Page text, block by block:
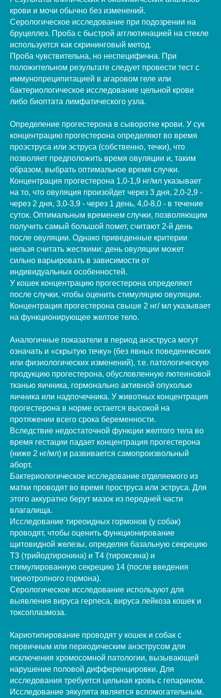
крови и мочи обычно без изменений.
Серологическое исследование при подозрении на
бруцеллез. Проба с быстрой агглютинацией на стекле
используется как скрининговый метод.
Проба чувствительна, но неспецифична. При
положительном результате следует провести тест с
иммунопреципитацией в агаровом геле или
бактериологическое исследование цельной крови
либо биоптата лимфатического узла.
Определение прогестерона в сыворотке крови. У сук
концентрацию прогестерона определяют во время
проэструса или эструса (собственно, течки), что
позволяет предположить время овуляции и, таким
образом, выбрать оптимальное время случки.
Концентрация прогестерона 1,0-1,9 нг/мл указывает
на то, что овуляция произойдет через 3 дня, 2,0-2,9 -
через 2 дня, 3,0-3,9 - через 1 день, 4,0-8,0 - в течение
суток. Оптимальным временем случки, позволяющим
получить самый большой помет, считают 2-й день
после овуляции. Однако приведенные критерии
нельзя считать жесткими: день овуляции может
сильно варьировать в зависимости от
индивидуальных особенностей.
У кошек концентрацию прогестерона определяют
после случки, чтобы оценить стимуляцию овуляции.
Концентрация прогестерона свыше 2 нг/ мл указывает
на функционирующее желтое тело.
Аналогичные показатели в период анэструса могут
означать и «скрытую течку» (без явных поведенческих
или физиологических изменений), т.е. патологическую
продукцию прогестерона, обусловленную лютеиновой
тканью яичника, гормонально активной опухолью
яичника или надпочечника. У животных концентрация
прогестерона в норме остается высокой на
протяжении всего срока беременности.
Вследствие недостаточной функции желтого тела во
время гестации падает концентрация прогестерона
(ниже 2 нг/мл) и развивается самопроизвольный
аборт.
Бактериологическое исследование отделяемого из
матки проводят во время проструса или эструса. Для
этого аккуратно берут мазок из передней части
влагалища.
Исследование тиреоидных гормонов (у собак)
проводят, чтобы оценить функционирование
щитовидной железы, определяя базальную секрецию
Т3 (трийодтиронина) и Т4 (тироксина) и
стимулированную секрецию 14 (после введения
тиреотропного гормона).
Серологическое исследование используют для
выявления вируса герпеса, вируса лейкоза кошек и
токсоплазмоза.
Кариотипирование проводят у кошек и собак с
первичным или периодическим анэструсом для
исключения хромосомной патологии, вызывающей
нарушение половой дифференцировки. Для
исследования требуется цельная кровь с гепарином.
Исследование эякулята является вспомогательным.